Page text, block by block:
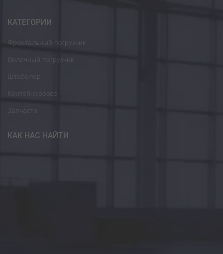
КАТЕГОРИИ
Фронтальный погрузчик
Вилочный погрузчик
Контейнеровоз
КАК НАС НАЙТИ